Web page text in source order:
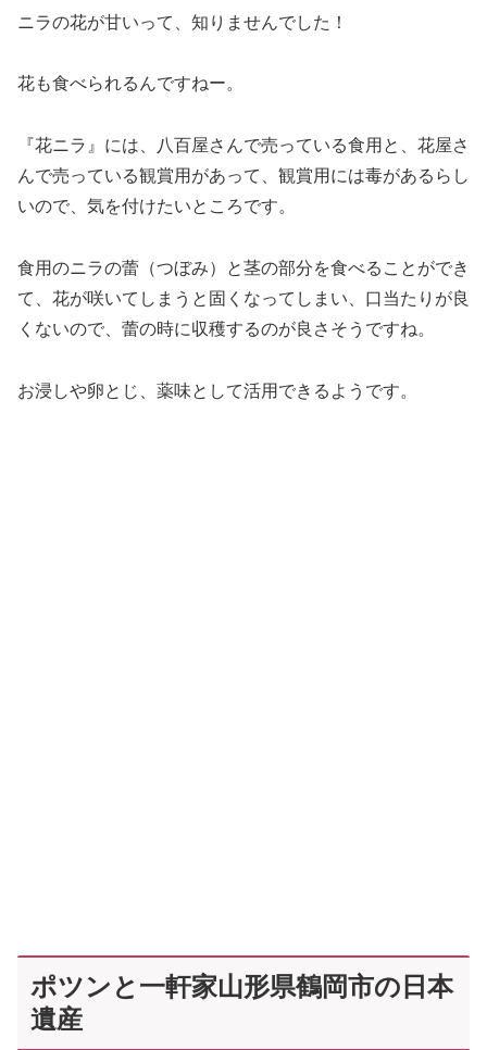
ニラの花が甘いって、知りませんでした！
花も食べられるんですねー。
『花ニラ』には、八百屋さんで売っている食用と、花屋さ
んで売っている観賞用があって、観賞用には毒があるらし
いので、気を付けたいところです。
食用のニラの蕾（つぼみ）と茎の部分を食べることができ
て、花が咲いてしまうと固くなってしまい、口当たりが良
くないので、蕾の時に収穫するのが良さそうですね。
お浸しや卵とじ、薬味として活用できるようです。
ポツンと一軒家山形県鶴岡市の日本
遺産